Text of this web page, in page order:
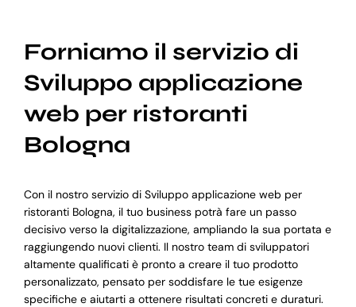
Forniamo il servizio di
Sviluppo applicazione
web per ristoranti
Bologna
Con il nostro servizio di Sviluppo applicazione web per
ristoranti Bologna, il tuo business potrà fare un passo
decisivo verso la digitalizzazione, ampliando la sua portata e
raggiungendo nuovi clienti. Il nostro team di sviluppatori
altamente qualificati è pronto a creare il tuo prodotto
personalizzato, pensato per soddisfare le tue esigenze
specifiche e aiutarti a ottenere risultati concreti e duraturi.